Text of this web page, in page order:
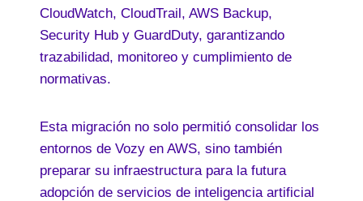
CloudWatch, CloudTrail, AWS Backup,
Security Hub y GuardDuty, garantizando
trazabilidad, monitoreo y cumplimiento de
normativas.
Esta migración no solo permitió consolidar los
entornos de Vozy en AWS, sino también
preparar su infraestructura para la futura
adopción de servicios de inteligencia artificial